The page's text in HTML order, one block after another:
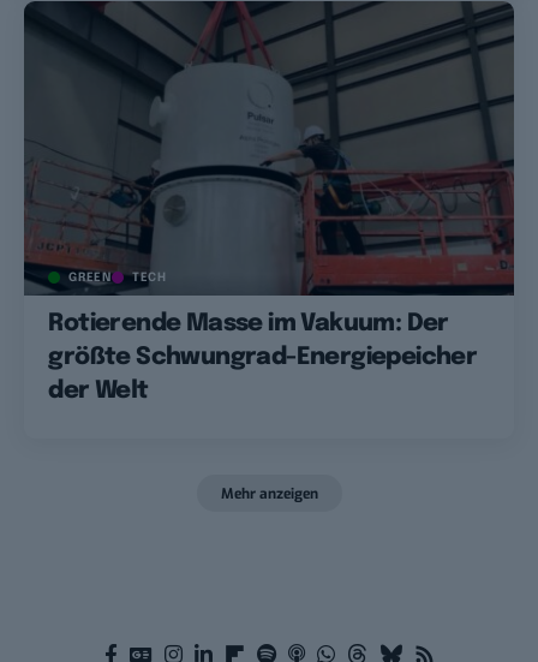
GREEN TECH
Rotierende Masse im Vakuum: Der
größte Schwungrad-Energiepeicher
der Welt
Mehr anzeigen